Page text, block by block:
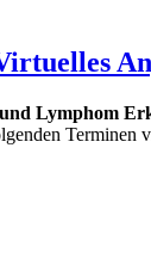
Lymphom
Terminen